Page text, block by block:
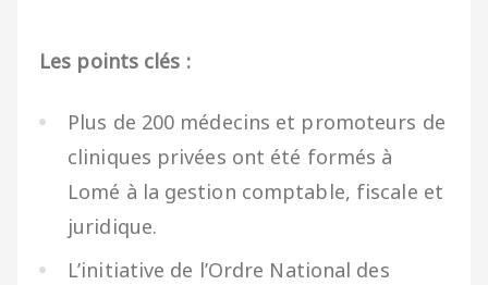
Les points clés :
Plus de 200 médecins et promoteurs de
cliniques privées ont été formés à
Lomé à la gestion comptable, fiscale et
juridique.
L’initiative de l’Ordre National des